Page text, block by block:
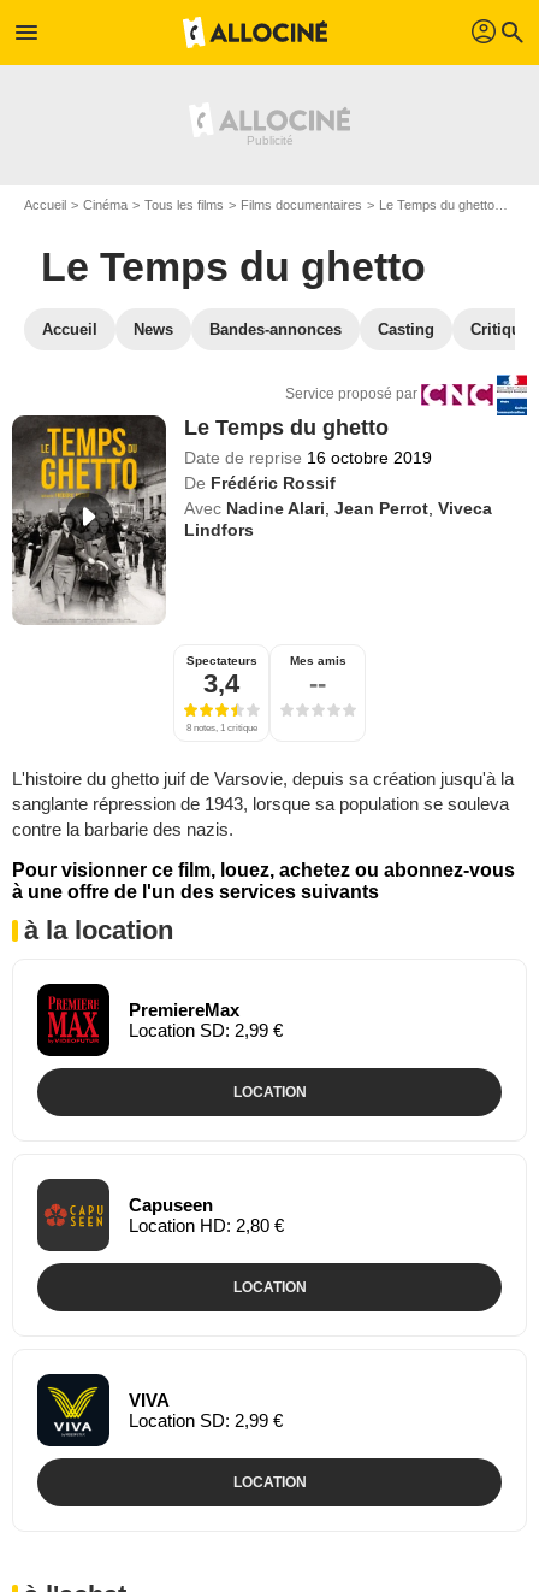
menu profil search
Accueil Cinéma Tous les films Films documentaires Le Temps du ghetto
Le Temps du ghetto
Accueil News Bandes-annonces Casting
Service proposé par
Le Temps du ghetto
Date de reprise 16 octobre 2019
De Frédéric Rossif
Avec Nadine Alari ,Jean Perrot ,Viveca
Lindfors
Spectateurs
3,4
8 notes, 1 critique
Mes amis
--
L'histoire du ghetto juif de Varsovie, depuis sa création jusqu'à la
sanglante répression de 1943, lorsque sa population se souleva
contre la barbarie des nazis.
Pour visionner ce film, louez, achetez ou abonnez-vous
à une offre de l'un des services suivants
à la location
PremiereMax
Location SD: 2,99 €
LOCATION
Capuseen
Location HD: 2,80 €
LOCATION
VIVA
Location SD: 2,99 €
LOCATION